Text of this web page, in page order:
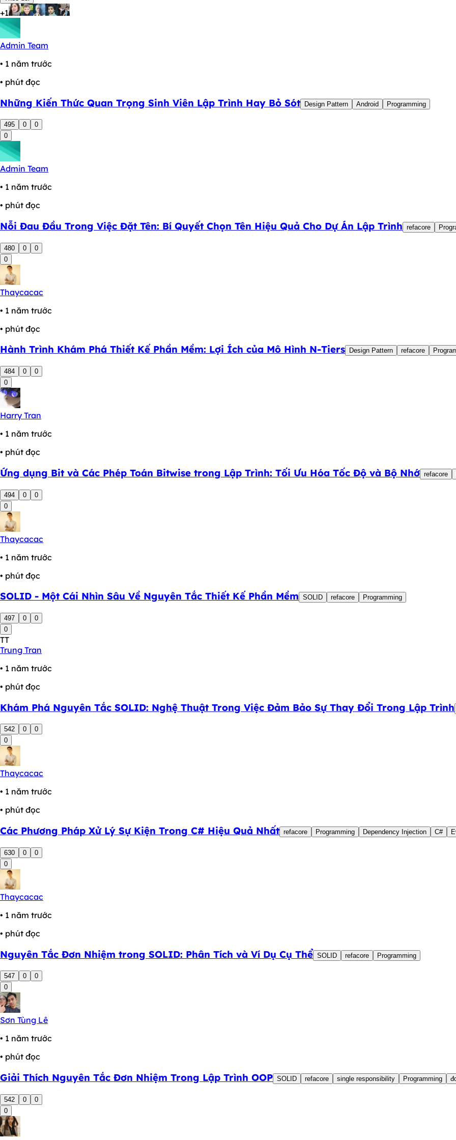
+1
Admin Team
• 1 năm trước
• phút đọc
Những Kiến Thức Quan Trọng Sinh Viên Lập Trình Hay Bỏ Sót Design Pattern Android Programming
495 0
0
0
Admin Team
• 1 năm trước
• phút đọc
Nỗi Đau Đầu Trong Việc Đặt Tên: Bí Quyết Chọn Tên Hiệu Quả Cho Dự Án Lập Trình refacore
480 0
0
0
Thaycacac
• 1 năm trước
• phút đọc
Hành Trình Khám Phá Thiết Kế Phần Mềm: Lợi Ích của Mô Hình N-Tiers Design Pattern refacore
484 0
0
0
Harry Tran
• 1 năm trước
• phút đọc
Ứng dụng Bit và Các Phép Toán Bitwise trong Lập Trình: Tối Ưu Hóa Tốc Độ và Bộ Nhớ refacore
494 0
0
0
Thaycacac
• 1 năm trước
• phút đọc
SOLID - Một Cái Nhìn Sâu Về Nguyên Tắc Thiết Kế Phần Mềm SOLID refacore Programming
497 0
0
0
TT
Trung Tran
• 1 năm trước
• phút đọc
Khám Phá Nguyên Tắc SOLID: Nghệ Thuật Trong Việc Đảm Bảo Sự Thay Đổi Trong Lập Trình
542 0
0
0
Thaycacac
• 1 năm trước
• phút đọc
Các Phương Pháp Xử Lý Sự Kiện Trong C# Hiệu Quả Nhất refacore Programming Dependency Injection C#
630 0
0
0
Thaycacac
• 1 năm trước
• phút đọc
Nguyên Tắc Đơn Nhiệm trong SOLID: Phân Tích và Ví Dụ Cụ Thể SOLID refacore Programming
547 0
0
0
Sơn Tùng Lê
• 1 năm trước
• phút đọc
Giải Thích Nguyên Tắc Đơn Nhiệm Trong Lập Trình OOP SOLID refacore single responsibility Programming
542 0
0
0